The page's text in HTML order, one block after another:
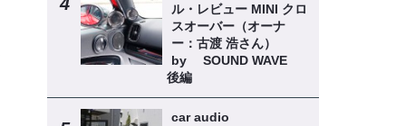
ル・レビュー MINI クロ
スオーバー（オーナ
ー：古渡 浩さん）
by SOUND WAVE
後編
car audio